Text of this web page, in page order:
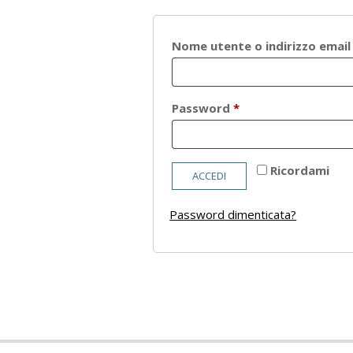
Nome utente o indirizzo
Password*Richiesto
Ricordami
ACCEDI
Password dimenticata?
05-